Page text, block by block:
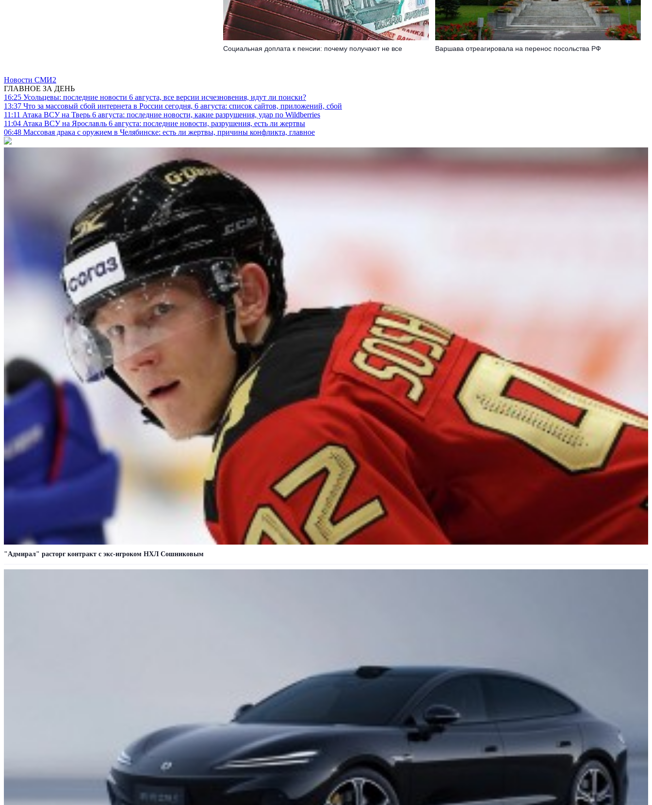
Социальная доплата к пенсии: почему получают не все Варшава отреагировала на перенос посольства РФ
Новости СМИ2
ГЛАВНОЕ ЗА ДЕНЬ
16:25 Усольцевы: последние новости 6 августа, все версии исчезновения, идут ли поиски?
13:37 Что за массовый сбой интернета в России сегодня, 6 августа: список сайтов, приложений, сбой
11:11 Атака ВСУ на Тверь 6 августа: последние новости, какие разрушения, удар по Wildberries
11:04 Атака ВСУ на Ярославль 6 августа: последние новости, разрушения, есть ли жертвы
06:48 Массовая драка с оружием в Челябинске: есть ли жертвы, причины конфликта, главное
"Адмирал" расторг контракт с экс-игроком НХЛ Сошниковым